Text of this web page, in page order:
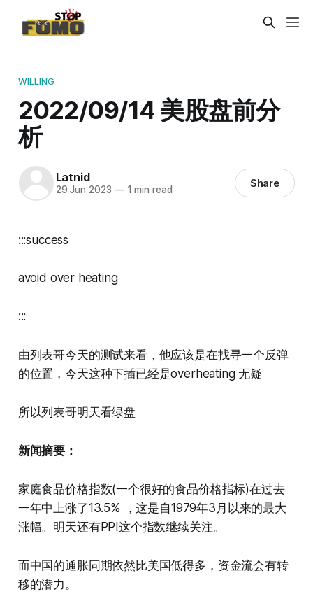
WILLING
2022/09/14 美股盘前分
析
Latnid
29 Jun 2023 —1 min read Share
:::success
avoid over heating
:::
由列表哥今天的测试来看，他应该是在找寻一个反弹
的位置，今天这种下插已经是overheating 无疑
所以列表哥明天看绿盘
新闻摘要：
家庭食品价格指数(一个很好的食品价格指标)在过去
一年中上涨了13.5% ，这是自1979年3月以来的最大
涨幅。明天还有PPI这个指数继续关注。
而中国的通胀同期依然比美国低得多，资金流会有转
移的潜力。